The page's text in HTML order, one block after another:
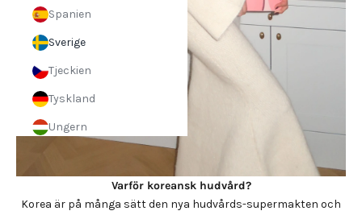
Spanien
Sverige
Tjeckien
Tyskland
Ungern
Varför koreansk hudvård?
Korea är på många sätt den nya hudvårds-supermakten och